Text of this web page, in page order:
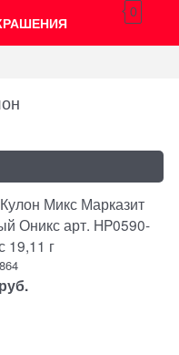
0
Микс Марказит
Оникс арт. HP0590-
19,11 г